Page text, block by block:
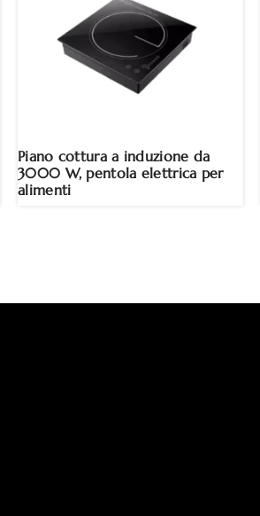
Piano cottura a induzione da
3000 W, pentola elettrica per
alimenti